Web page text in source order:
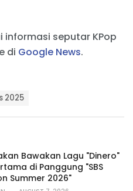
seputar KPop
di Google News.
2025
Bawakan Lagu "Dinero"
di Panggung "SBS
Summer 2026"